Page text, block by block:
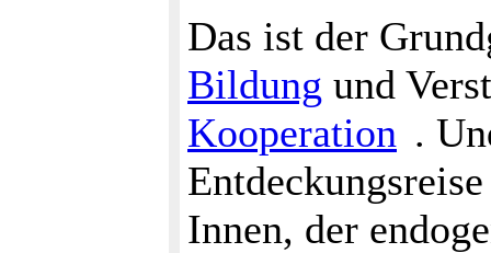
Das ist der
Bildung und
Kooperation .
Innen, der